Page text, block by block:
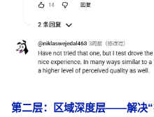
第二层：区域深度层——解决“